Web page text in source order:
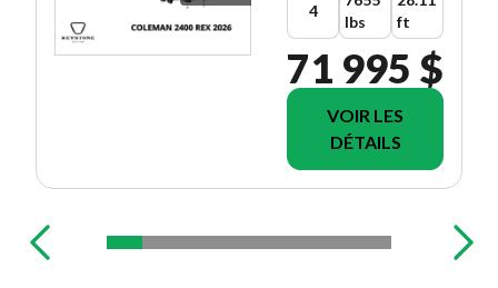
4
lbs
ft
71 995 $
VOIR LES
DÉTAILS